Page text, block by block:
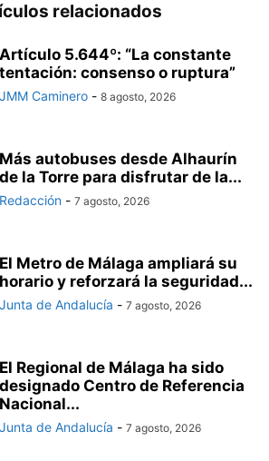
relacionados
Artículo 5.644º: “La constante
tentación: consenso o ruptura”
JMM Caminero - 8 agosto, 2026
Más autobuses desde Alhaurín
de la Torre para disfrutar de la...
Redacción - 7 agosto, 2026
El Metro de Málaga ampliará su
horario y reforzará la seguridad...
Junta de Andalucía - 7 agosto, 2026
El Regional de Málaga ha sido
designado Centro de Referencia
Nacional...
Junta de Andalucía - 7 agosto, 2026